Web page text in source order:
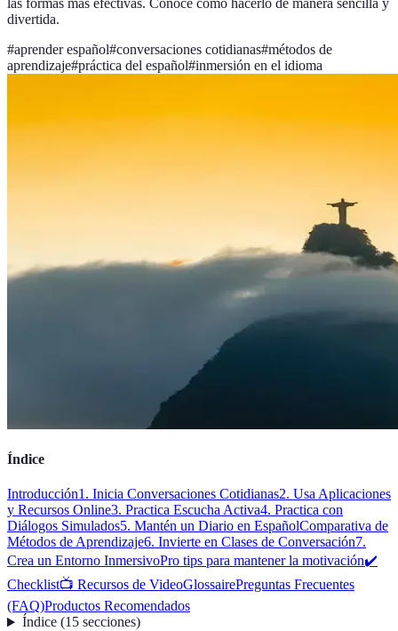
divertida.
#aprender español#conversaciones cotidianas#métodos de
aprendizaje#práctica del español#inmersión en el idioma
Índice
Introducción1. Inicia Conversaciones Cotidianas2. Usa Aplicaciones
y Recursos Online3. Practica Escucha Activa4. Practica con
Diálogos Simulados5. Mantén un Diario en EspañolComparativa de
Métodos de Aprendizaje6. Invierte en Clases de Conversación7.
Crea un Entorno InmersivoPro tips para mantener la motivación✔️
Checklist📺 Recursos de VideoGlossairePreguntas Frecuentes
(FAQ)Productos Recomendados
Índice(15 secciones)